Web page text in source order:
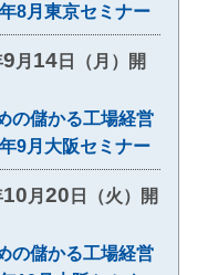
8月東京セミナー
9 月 14 日（月）開
の儲かる工場経営
9月大阪セミナー
10 月20 日（火）開
の儲かる工場経営